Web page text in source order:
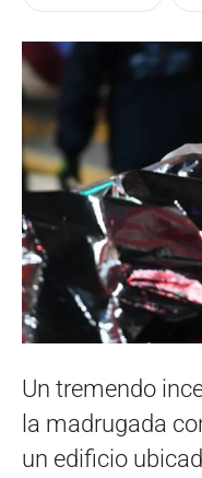
Un tremendo
la madrugada
un edificio